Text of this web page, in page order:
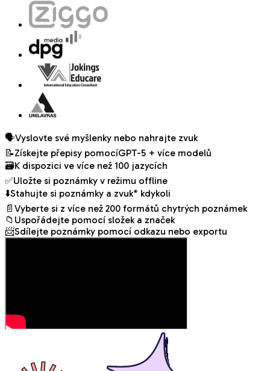
🗣️Vyslovte své myšlenky nebo nahrajte zvuk
📝Získejte přepisy pomocíGPT-5 + více modelů
🗃️K dispozici ve více než 100 jazycích
✅Uložte si poznámky v režimu offline
⬇️Stahujte si poznámky a zvuk* kdykoli
📄 Vyberte si z více než 200 formátů chytrých poznámek
📁 Uspořádejte pomocí složek a značek
📨Sdílejte poznámky pomocí odkazu nebo exportu